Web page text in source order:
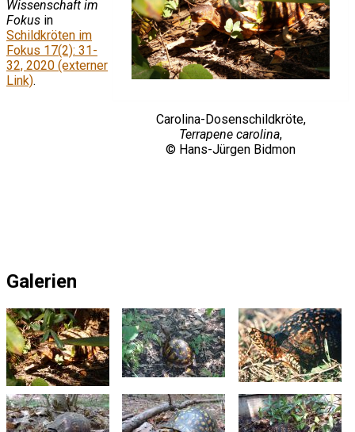
Carolina-Dosenschildkröte,
Terrapene carolina,
© Hans-Jürgen Bidmon
Wissenschaft im
Fokus in
Schildkröten im
Fokus 17(2): 31-
32, 2020 (externer
Link).
Galerien